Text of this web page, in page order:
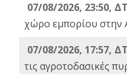
07/08/2026, 23:50,
χώρο εμπορίου στην
07/08/2026, 17:57,
τις αγροτοδασικές